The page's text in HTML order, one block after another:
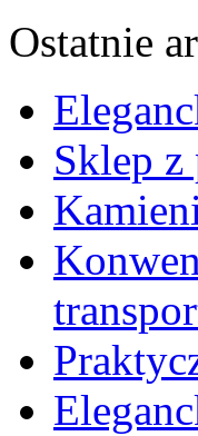
Ostatnie
Sklep